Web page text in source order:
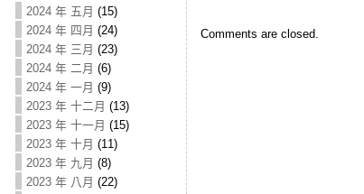
2024 年 五月 (15)
2024 年 四月 (24)
2024 年 三月 (23)
2024 年 二月 (6)
2024 年 一月 (9)
2023 年 十二月 (13)
2023 年 十一月 (15)
2023 年 十月 (11)
2023 年 九月 (8)
2023 年 八月 (22)
Comments are closed.